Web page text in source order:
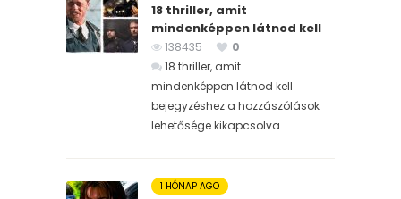
18 thriller, amit
mindenképpen látnod kell
138435
0
18 thriller, amit
mindenképpen látnod kell
bejegyzéshez a hozzászólások
lehetősége kikapcsolva
1 HÓNAP AGO